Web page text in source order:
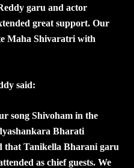
garu and actor
great support. Our
Maha Shivaratri with
said:
song Shivoham in the
Bharati
that Tanikella Bharani garu
as chief guests. We